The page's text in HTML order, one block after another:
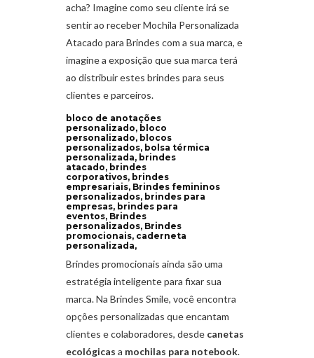
acha? Imagine como seu cliente irá se
sentir ao receber Mochila Personalizada
Atacado para Brindes com a sua marca, e
imagine a exposição que sua marca terá
ao distribuir estes brindes para seus
clientes e parceiros.
bloco de anotações
personalizado, bloco
personalizado, blocos
personalizados, bolsa térmica
personalizada, brindes
atacado, brindes
corporativos, brindes
empresariais, Brindes femininos
personalizados, brindes para
empresas, brindes para
eventos, Brindes
personalizados, Brindes
promocionais, caderneta
personalizada,
Brindes promocionais ainda são uma
estratégia inteligente para fixar sua
marca. Na Brindes Smile, você encontra
opções personalizadas que encantam
clientes e colaboradores, desde canetas
ecológicas a mochilas para notebook.